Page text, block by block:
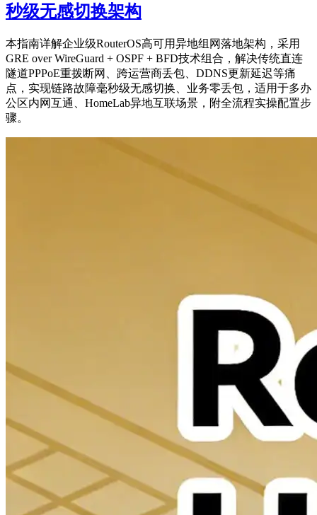
秒级无感切换架构
本指南详解企业级RouterOS高可用异地组网落地架构，采用
GRE over WireGuard + OSPF + BFD技术组合，解决传统直连
隧道PPPoE重拨断网、跨运营商丢包、DDNS更新延迟等痛
点，实现链路故障毫秒级无感切换、业务零丢包，适用于多办
公区内网互通、HomeLab异地互联场景，附全流程实操配置步
骤。